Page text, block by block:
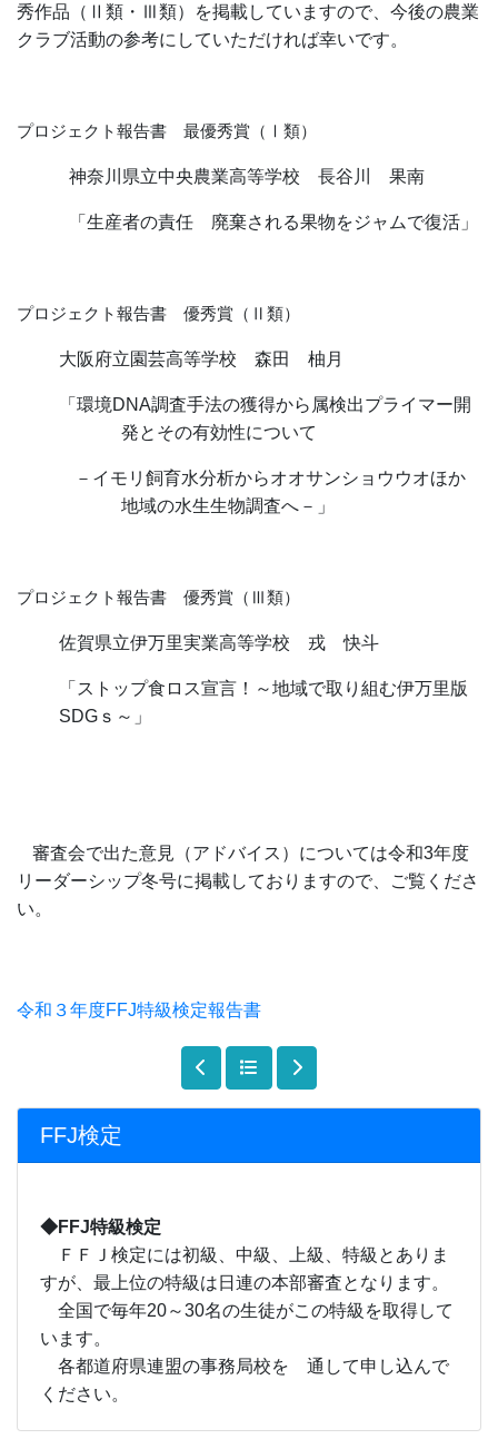
秀作品（Ⅱ類・Ⅲ類）を掲載していますので、今後の農業
クラブ活動の参考にしていただければ幸いです。
プロジェクト報告書 最優秀賞（Ⅰ類）
神奈川県立中央農業高等学校 長谷川 果南
「生産者の責任 廃棄される果物をジャムで復活」
プロジェクト報告書 優秀賞（Ⅱ類）
大阪府立園芸高等学校 森田 柚月
「環境DNA調査手法の獲得から属検出プライマー開
発とその有効性について
－イモリ飼育水分析からオオサンショウウオほか
地域の水生生物調査へ－」
プロジェクト報告書 優秀賞（Ⅲ類）
佐賀県立伊万里実業高等学校 戎 快斗
「ストップ食ロス宣言！～地域で取り組む伊万里版
SDGｓ～」
審査会で出た意見（アドバイス）については令和3年度
リーダーシップ冬号に掲載しておりますので、ご覧くださ
い。
令和３年度FFJ特級検定報告書
FFJ検定
◆FFJ特級検定
ＦＦＪ検定には初級、中級、上級、特級とありま
すが、最上位の特級は日連の本部審査となります。
全国で毎年20～30名の生徒がこの特級を取得して
います。
各都道府県連盟の事務局校を 通して申し込んで
ください。